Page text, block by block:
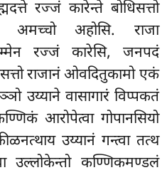
रज्जं कारेन्ते बोधिसत्तो
अमच्चो अहोसि. राजा
रज्जं कारेसि, जनपदं
राजानं ओवदितुकामो एकं
उय्याने वासागारं विप्पकतं
आरोपेत्वा गोपानसियो
उय्यानं गन्त्वा तत्थ
उल्लोकेन्तो कण्णिकमण्डलं